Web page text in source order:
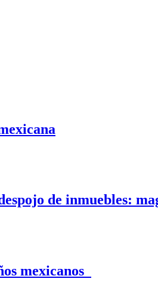
de inmuebles:
mexicanos